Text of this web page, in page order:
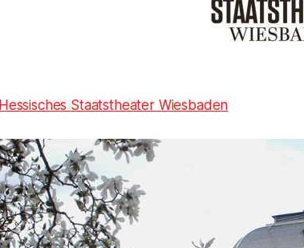
Hessisches Staatstheater Wiesbaden